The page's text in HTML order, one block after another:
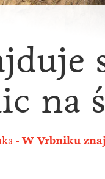
na
W Vrbniku